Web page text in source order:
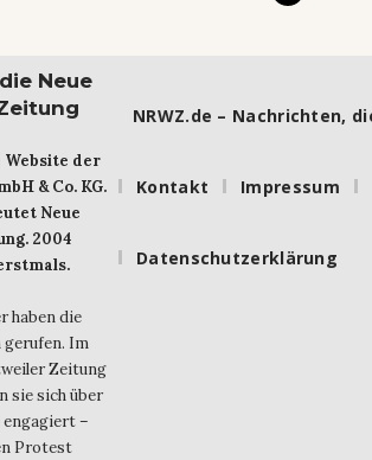
Neue
Website der
& Co. KG.
Neue
2004
haben die
gerufen. Im
Zeitung
sie sich über
–
Protest
NRWZ.de – Nachrichten,
Kontakt Impressum
Datenschutzerklärung